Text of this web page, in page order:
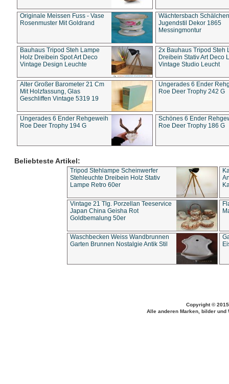
Originale Meissen Fuss - Vase
Rosenmuster Mit Goldrand
Wächtersbach Schälchen
Jugendstil Dekor 1865
Messingmontur
Bauhaus Tripod Steh Lampe
Holz Dreibein Spot Art Deco
Vintage Design Leuchte
2x Bauhaus Tripod Steh
Dreibein Stativ Art Deco
Vintage Studio Leucht
Alter Großer Barometer 21 Cm
Mit Holzfassung, Glas
Geschliffen Vintage 5319 19
Ungerades 6 Ender
Roe Deer Trophy 242 G
Ungerades 6 Ender Rehgeweih
Roe Deer Trophy 194 G
Schönes 6 Ender
Roe Deer Trophy 186 G
Beliebteste Artikel:
Tripod Stehlampe Scheinwerfer
Stehleuchte Dreibein Holz Stativ
Lampe Retro 60er
Vintage 21 Tlg. Porzellan Teeservice
Japan China Geisha Rot
Goldbemalung 50er
Waschbecken Weiss Wandbrunnen
Garten Brunnen Nostalgie Antik Stil
Copyright ©
Alle anderen Marken, bilder und